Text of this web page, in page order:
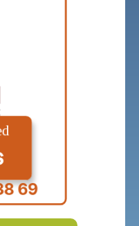
69